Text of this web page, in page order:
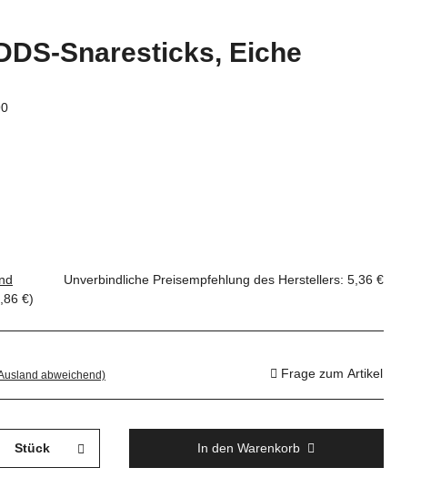
Snaresticks, Eiche
Unverbindliche Preisempfehlung des Herstellers: 5,36 €
€)
abweichend) Frage zum Artikel
Stück In den Warenkorb